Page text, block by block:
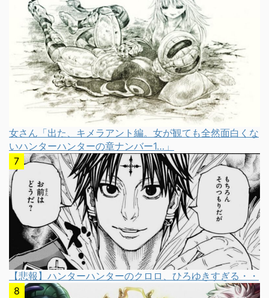
女さん「出た、キメラアント編。女が観ても全然面白くな
いハンターハンターの章ナンバー1…」
【悲報】ハンターハンターのクロロ、ひろゆきすぎる・・